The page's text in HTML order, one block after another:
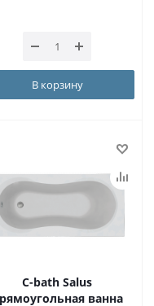
В корзину
C-bath Salus
ванна